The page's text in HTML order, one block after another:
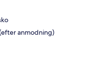
anmodning)